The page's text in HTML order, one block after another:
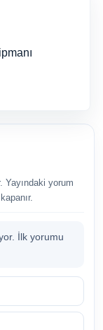
Yayındaki yorum
İlk yorumu